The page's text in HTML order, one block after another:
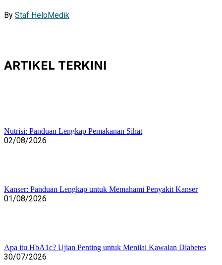
By Staf HeloMedik
ARTIKEL TERKINI
Nutrisi: Panduan Lengkap Pemakanan Sihat
02/08/2026
Kanser: Panduan Lengkap untuk Memahami Penyakit Kanser
01/08/2026
Apa itu HbA1c? Ujian Penting untuk Menilai Kawalan Diabetes
30/07/2026